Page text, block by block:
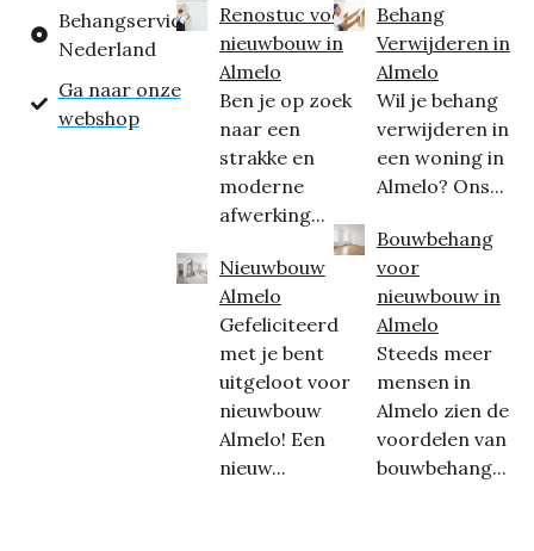
Behangservice
Nederland
Ga naar onze
webshop
Renostuc voor
nieuwbouw in
Almelo
Ben je op zoek
naar een
strakke en
moderne
afwerking...
Nieuwbouw
Almelo
Gefeliciteerd
met je bent
uitgeloot voor
nieuwbouw
Almelo! Een
nieuw...
Behang
Verwijderen in
Almelo
Wil je behang
verwijderen in
een woning in
Almelo? Ons...
Bouwbehang
voor
nieuwbouw in
Almelo
Steeds meer
mensen in
Almelo zien de
voordelen van
bouwbehang...